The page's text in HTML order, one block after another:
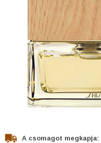
A csomagot megkapja: